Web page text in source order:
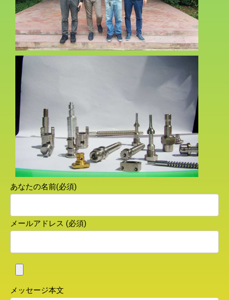
あなたの名前(必須)
メールアドレス (必須)
メッセージ本文